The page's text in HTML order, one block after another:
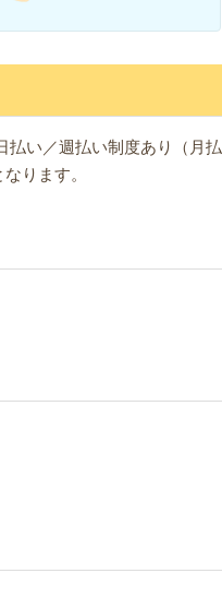
い／週払い制度あり（月払
ります。